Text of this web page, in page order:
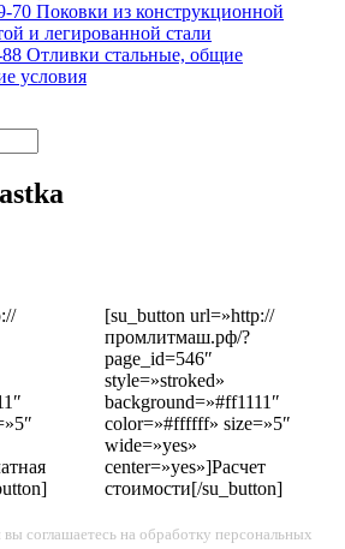
Поковки из конструкционной
и легированной стали
Отливки стальные, общие
условия
[su_button url=»http://
промлитмаш.рф/?
page_id=546″
style=»stroked»
background=»#ff1111″
color=»#ffffff» size=»5″
wide=»yes»
center=»yes»]Расчет
стоимости[/su_button]
соглашаетесь на обработку персональных